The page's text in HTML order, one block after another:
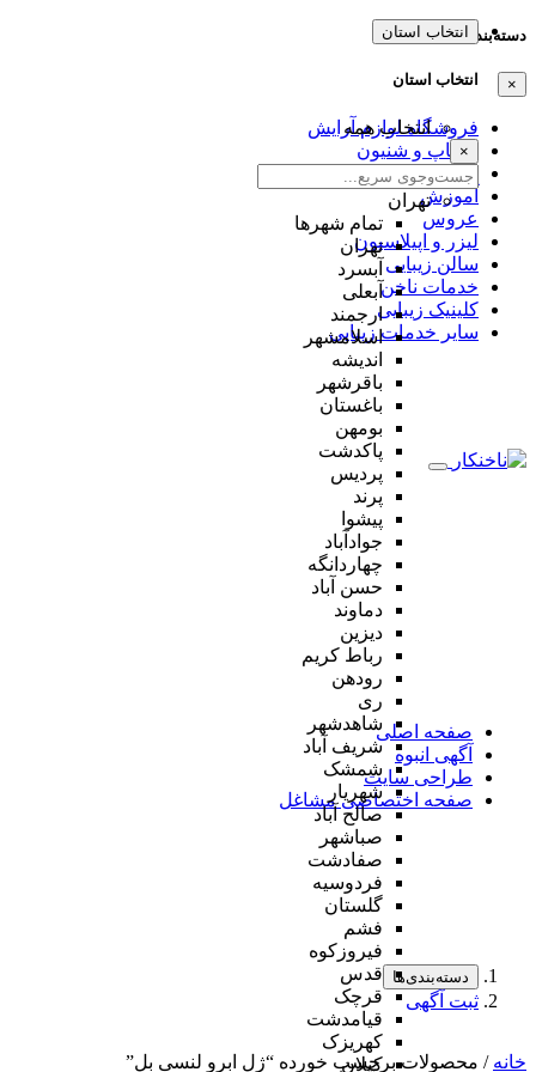
دسته‌بندی‌ها
×
فروشگاه لوازم آرایش
میکاپ و شنیون
مژه و ابرو
آموزش
عروس
لیزر و اپیلاسیون
سالن زیبایی
خدمات ناخن
کلینیک زیبایی
سایر خدمات زیبایی
انتخاب استان
انتخاب استان
انتخاب همه
×
تهران
تمام شهر‌ها
تهران
آبسرد
آبعلی
ارجمند
اسلامشهر
اندیشه
باقرشهر
باغستان
بومهن
پاکدشت
پردیس
پرند
پیشوا
جوادآباد
چهاردانگه
حسن آباد
دماوند
دیزین
رباط کریم
رودهن
ری
شاهدشهر
شریف آباد
شمشک
شهریار
صالح آباد
صباشهر
صفادشت
فردوسیه
گلستان
فشم
فیروزکوه
قدس
قرچک
قیامدشت
کهریزک
کیلان
صفحه اصلی
آگهی انبوه
طراحی سایت
صفحه اختصاصی مشاغل
دسته‌بندی‌ها
ثبت آگهی
خانه / محصولات برچسب خورده “ژل ابرو لنسی بل”